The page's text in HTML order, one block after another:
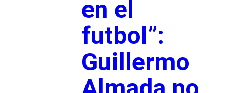
en el
futbol”:
Guillermo